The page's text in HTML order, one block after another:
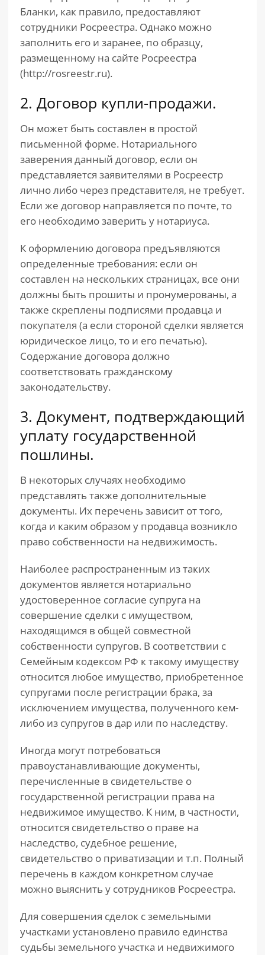
Бланки, как правило, предоставляют
сотрудники Росреестра. Однако можно
заполнить его и заранее, по образцу,
размещенному на сайте Росреестра
(http://rosreestr.ru).
2. Договор купли-продажи.
Он может быть составлен в простой
письменной форме. Нотариального
заверения данный договор, если он
представляется заявителями в Росреестр
лично либо через представителя, не требует.
Если же договор направляется по почте, то
его необходимо заверить у нотариуса.
К оформлению договора предъявляются
определенные требования: если он
составлен на нескольких страницах, все они
должны быть прошиты и пронумерованы, а
также скреплены подписями продавца и
покупателя (а если стороной сделки является
юридическое лицо, то и его печатью).
Содержание договора должно
соответствовать гражданскому
законодательству.
3. Документ, подтверждающий
уплату государственной
пошлины.
В некоторых случаях необходимо
представлять также дополнительные
документы. Их перечень зависит от того,
когда и каким образом у продавца возникло
право собственности на недвижимость.
Наиболее распространенным из таких
документов является нотариально
удостоверенное согласие супруга на
совершение сделки с имуществом,
находящимся в общей совместной
собственности супругов. В соответствии с
Семейным кодексом РФ к такому имуществу
относится любое имущество, приобретенное
супругами после регистрации брака, за
исключением имущества, полученного кем-
либо из супругов в дар или по наследству.
Иногда могут потребоваться
правоустанавливающие документы,
перечисленные в свидетельстве о
государственной регистрации права на
недвижимое имущество. К ним, в частности,
относится свидетельство о праве на
наследство, судебное решение,
свидетельство о приватизации и т.п. Полный
перечень в каждом конкретном случае
можно выяснить у сотрудников Росреестра.
Для совершения сделок с земельными
участками установлено правило единства
судьбы земельного участка и недвижимого